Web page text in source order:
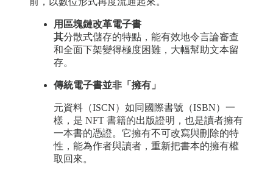
用區塊鏈改革電子書
其分散式儲存的特點，能有效地令言論審查
和全面下架變得極度困難，大幅幫助文本留
存。
傳統電子書並非「擁有」
元資料（ISCN）如同國際書號（ISBN）一
樣，是 NFT 書籍的出版證明，也是讀者擁有
一本書的憑證。它擁有不可改寫與刪除的特
性，能為作者與讀者，重新把書本的擁有權
取回來。